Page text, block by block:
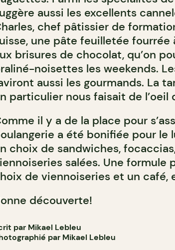
aussi les excellents
chef pâtissier de
une pâte feuilletée
brisures de chocolat, qu’on
noisettes les weekends.
aussi les gourmands. La
particulier nous faisait de l’oeil
il y a de la place pour
a été bonifiée pour le
choix de sandwiches,
salées. Une formule
de viennoiseries et un café,
découverte!
par Mikael Lebleu
par Mikael Lebleu